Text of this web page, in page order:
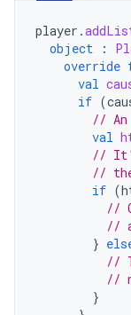
player .
object
:
override
val
if (
// An
val
//
//
if (
//
//
}
//
//
}